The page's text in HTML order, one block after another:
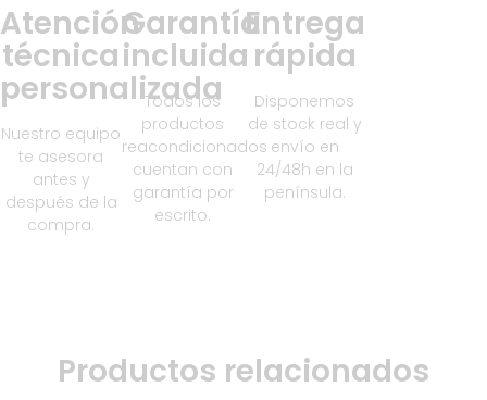
Atención
técnica
personalizada
Nuestro equipo
te asesora
antes y
después de la
compra.
Garantía
incluida
Todos los
productos
reacondicionados
cuentan con
garantía por
escrito.
Entrega
rápida
Disponemos
de stock real y
envío en
24/48h en la
península.
Productos relacionados